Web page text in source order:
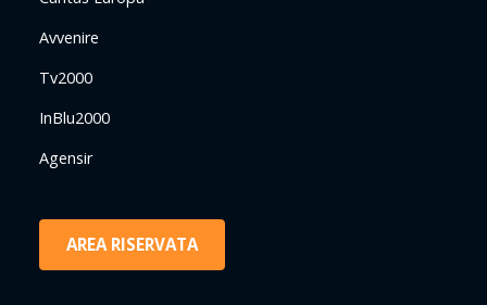
Avvenire
Tv2000
InBlu2000
Agensir
AREA RISERVATA